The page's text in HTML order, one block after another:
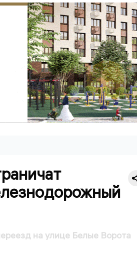
на улице Белые Ворота